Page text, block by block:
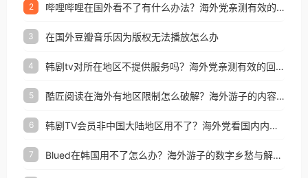
2 哔哩哔哩在国外看不了有什么办法？海外党亲测有效的回国加速解决方案
3 在国外豆瓣音乐因为版权无法播放怎么办
4 韩剧tv对所在地区不提供服务吗？海外党亲测有效的回国加速解决方案
5 酷匠阅读在海外有地区限制怎么破解？海外游子的内容归乡路
6 韩剧TV会员非中国大陆地区用不了？海外党看国内内容的加速器选择指南
7 Blued在韩国用不了怎么办？海外游子的数字乡愁与解决方案